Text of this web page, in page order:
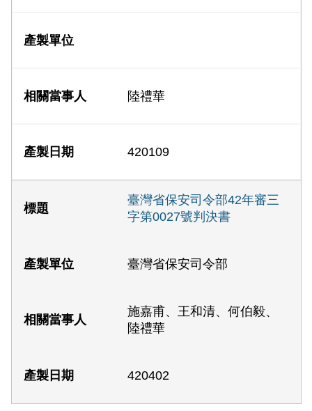
陸禮華
420109
臺灣省保安司令部42年審三
字第0027號判決書
臺灣省保安司令部
施嘉甫、王和清、何伯毅、
陸禮華
420402